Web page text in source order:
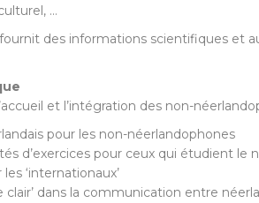
…
des informations scientifiques et
et l’intégration des non-
pour les non-néerlandophones
d’exercices pour ceux qui étudient le
‘internationaux’
clair’ dans la communication entre